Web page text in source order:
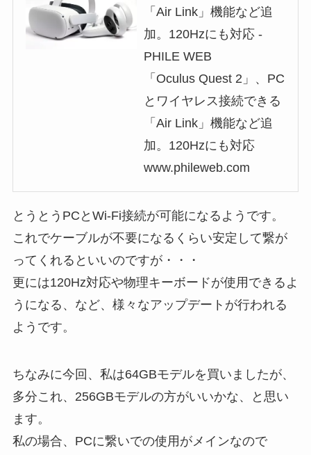
「Air Link」機能など追
加。120Hzにも対応 -
PHILE WEB
「Oculus Quest 2」、PC
とワイヤレス接続できる
「Air Link」機能など追
加。120Hzにも対応
www.phileweb.com
とうとうPCとWi-Fi接続が可能になるようです。
これでケーブルが不要になるくらい安定して繋が
ってくれるといいのですが・・・
更には120Hz対応や物理キーボードが使用できるよ
うになる、など、様々なアップデートが行われる
ようです。
ちなみに今回、私は64GBモデルを買いましたが、
多分これ、256GBモデルの方がいいかな、と思い
ます。
私の場合、PCに繋いでの使用がメインなので